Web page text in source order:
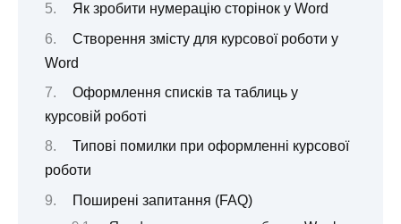
Як зробити нумерацію сторінок у Word
Створення змісту для курсової роботи у
Word
Оформлення списків та таблиць у
курсовій роботі
Типові помилки при оформленні курсової
роботи
Поширені запитання (FAQ)